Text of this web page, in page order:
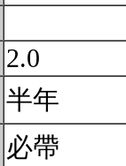
2.0
半年
必帶